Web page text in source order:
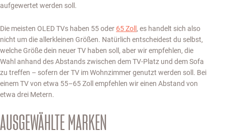
aufgewertet werden soll.
Die meisten OLED TVs haben 55 oder 65 Zoll , es handelt sich also
nicht um die allerkleinen Größen. Natürlich entscheidest du selbst,
welche Größe dein neuer TV haben soll, aber wir empfehlen, die
Wahl anhand des Abstands zwischen dem TV-Platz und dem Sofa
zu treffen – sofern der TV im Wohnzimmer genutzt werden soll. Bei
einem TV von etwa 55–65 Zoll empfehlen wir einen Abstand von
etwa drei Metern.
AUSGEWÄHLTE MARKEN